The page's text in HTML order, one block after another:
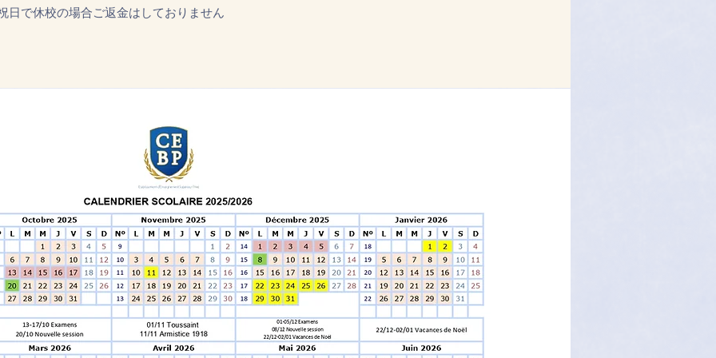
日で休校の場合ご返金はしておりません